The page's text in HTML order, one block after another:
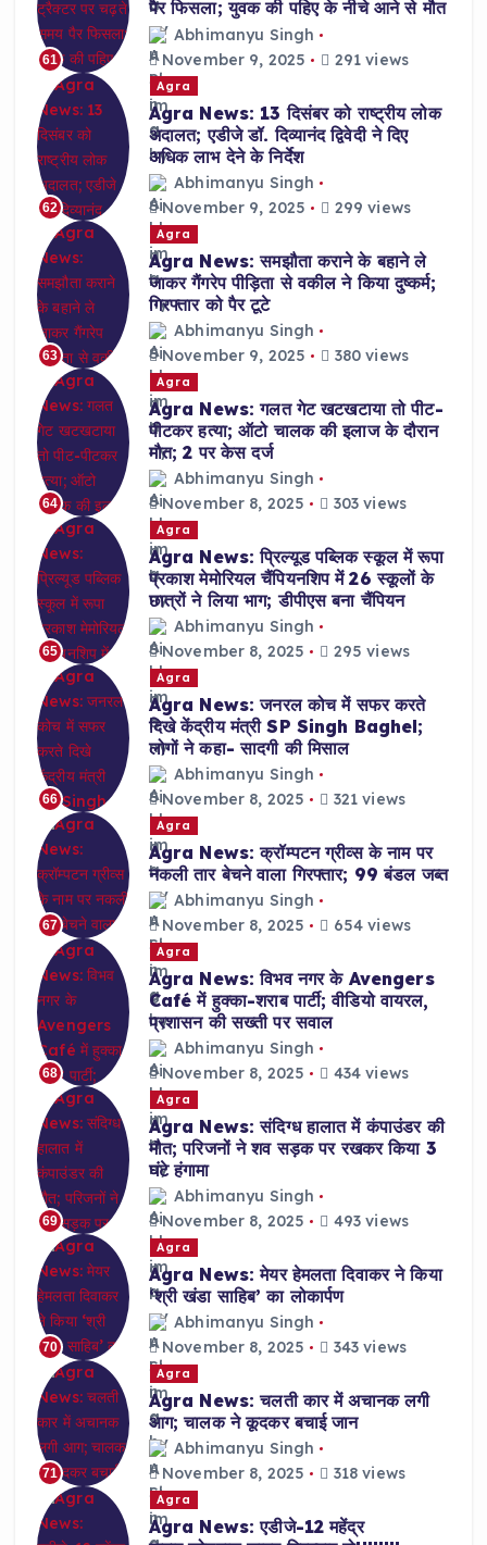
61
पैर फिसला; युवक की पहिए के नीचे आने से मौत
Abhimanyu Singh
November 9, 2025
291 views
62
Agra
Agra News: 13 दिसंबर को राष्ट्रीय लोक
अदालत; एडीजे डॉ. दिव्यानंद द्विवेदी ने दिए
अधिक लाभ देने के निर्देश
Abhimanyu Singh
November 9, 2025
299 views
63
Agra
Agra News: समझौता कराने के बहाने ले
जाकर गैंगरेप पीड़िता से वकील ने किया दुष्कर्म;
गिरफ्तार को पैर टूटे
Abhimanyu Singh
November 9, 2025
380 views
64
Agra
Agra News: गलत गेट खटखटाया तो पीट-
पीटकर हत्या; ऑटो चालक की इलाज के दौरान
मौत; 2 पर केस दर्ज
Abhimanyu Singh
November 8, 2025
303 views
65
Agra
Agra News: प्रिल्यूड पब्लिक स्कूल में रूपा
प्रकाश मेमोरियल चैंपियनशिप में 26 स्कूलों के
छात्रों ने लिया भाग; डीपीएस बना चैंपियन
Abhimanyu Singh
November 8, 2025
295 views
66
Agra
Agra News: जनरल कोच में सफर करते
दिखे केंद्रीय मंत्री SP Singh Baghel;
लोगों ने कहा- सादगी की मिसाल
Abhimanyu Singh
November 8, 2025
321 views
67
Agra
Agra News: क्रॉम्पटन ग्रीव्स के नाम पर
नकली तार बेचने वाला गिरफ्तार; 99 बंडल जब्त
Abhimanyu Singh
November 8, 2025
654 views
68
Agra
Agra News: विभव नगर के Avengers
Café में हुक्का-शराब पार्टी; वीडियो वायरल,
प्रशासन की सख्ती पर सवाल
Abhimanyu Singh
November 8, 2025
434 views
69
Agra
Agra News: संदिग्ध हालात में कंपाउंडर की
मौत; परिजनों ने शव सड़क पर रखकर किया 3
घंटे हंगामा
Abhimanyu Singh
November 8, 2025
493 views
70
Agra
Agra News: मेयर हेमलता दिवाकर ने किया
‘श्री खंडा साहिब’ का लोकार्पण
Abhimanyu Singh
November 8, 2025
343 views
71
Agra
Agra News: चलती कार में अचानक लगी
आग; चालक ने कूदकर बचाई जान
Abhimanyu Singh
November 8, 2025
318 views
Agra
Agra News: एडीजे-12 महेंद्र